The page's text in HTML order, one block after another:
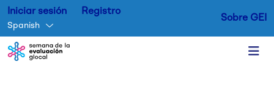
Iniciar sesión Registro
Spanish
Sobre GEI